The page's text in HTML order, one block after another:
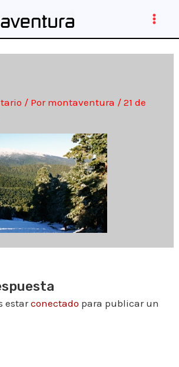
/ Por montaventura /21 de
estarconectado para publicar un